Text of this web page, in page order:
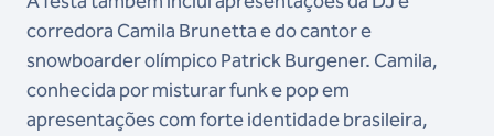
corredora Camila Brunetta e do cantor e
snowboarder olímpico Patrick Burgener. Camila,
conhecida por misturar funk e pop em
apresentações com forte identidade brasileira,